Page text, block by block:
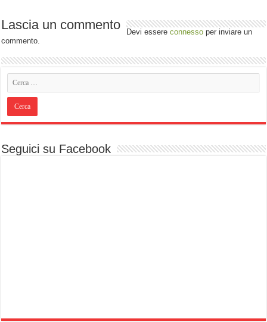
Lascia un commento Devi essereconnesso per inviare un
commento.
Seguici su Facebook